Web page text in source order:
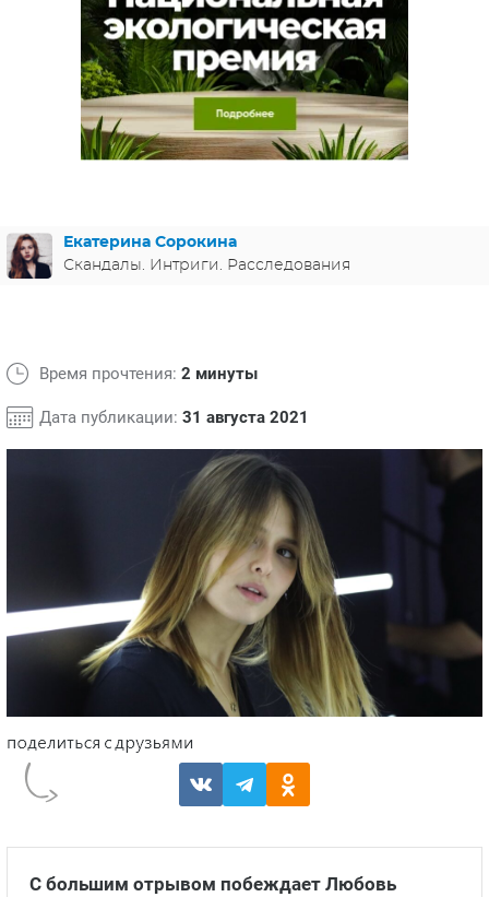
МЕЛОДРАМЫ
ФРАНЦИЯ
ГЕРМАНИЯ
СВЕТСКИЕ НОВОСТИ
СПОЙЛЕРЫ ИЗ СЕРИАЛОВ
Екатерина Сорокина
Скандалы. Интриги. Расследования
Время прочтения: 2 минуты
Дата публикации: 31 августа 2021
С большим отрывом побеждает Любовь